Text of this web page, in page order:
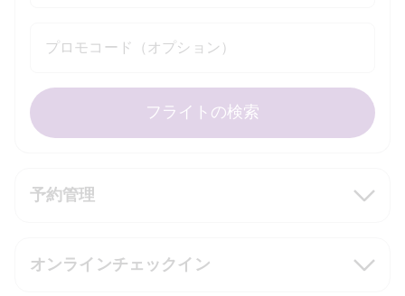
予約管理
オンラインチェックイン
プロモコード（オプション）
フライトの検索